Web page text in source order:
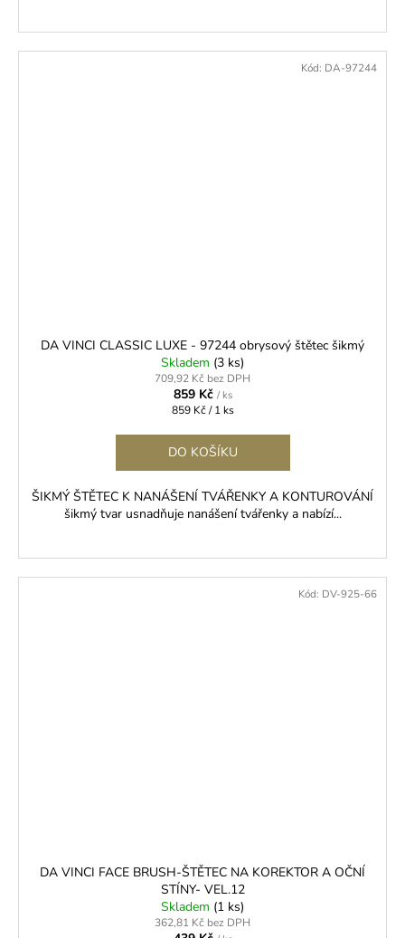
DA VINCI CLASSIC LUXE - 97244 obrysový štětec šikmý
Skladem (3 ks)
709,92 Kč bez DPH
859 Kč / ks
Měrná
859 Kč / 1 ks
DO KOŠÍKU
ŠIKMÝ ŠTĚTEC K NANÁŠENÍ TVÁŘENKY A KONTUROVÁNÍ
šikmý tvar usnadňuje nanášení tvářenky a nabízí...
Kód: DA-97244
DA VINCI FACE BRUSH-ŠTĚTEC NA KOREKTOR A OČNÍ
STÍNY- VEL.12
Skladem (1 ks)
362,81 Kč bez DPH
Kód: DV-925-66